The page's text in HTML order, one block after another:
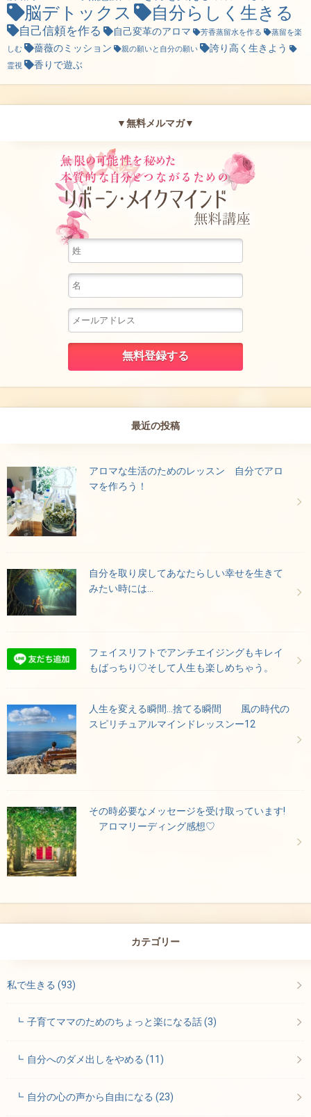
脳デトックス 自分らしく生きる
自己信頼を作る 自己変革のアロマ 芳香蒸留水を作る
蒸留を楽
しむ
薔薇のミッション 親の願いと自分の願い 誇り高く生きよう
霊視 香りで遊ぶ
▼無料メルマガ▼
最近の投稿
アロマな生活のためのレッスン 自分でアロ
マを作ろう！
自分を取り戻してあなたらしい幸せを生きて
みたい時には…
フェイスリフトでアンチエイジングもキレイ
もばっちり♡そして人生も楽しめちゃう。
人生を変える瞬間…捨てる瞬間 風の時代の
スピリチュアルマインドレッスンー12
その時必要なメッセージを受け取っています!
アロマリーディング感想♡
カテゴリー
私で生きる (93)
子育てママのためのちょっと楽になる話(3)
自分へのダメ出しをやめる(11)
自分の心の声から自由になる(23)